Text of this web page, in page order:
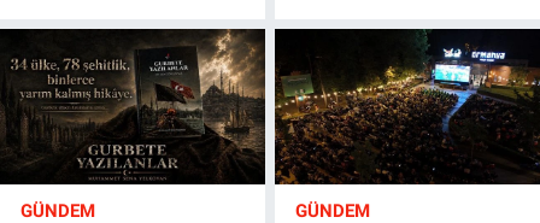
GÜNDEM GÜNDEM